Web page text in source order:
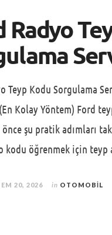
Radyo
Teyp Kodu Sorgulama
Kolay Yöntem) Ford
şu pratik adımları
kodu öğrenmek için teyp
20, 2026 in OTOMOBIL